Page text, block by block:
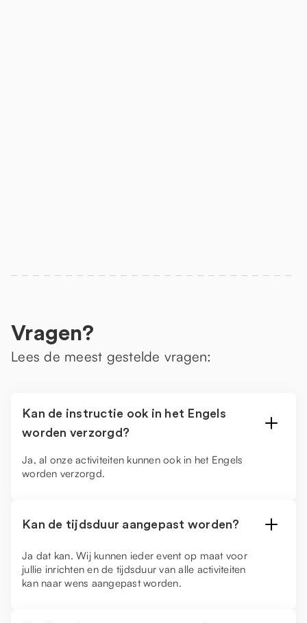
Vragen?
Lees de meest gestelde vragen:
Kan de instructie ook in het Engels
worden verzorgd?
Ja, al onze activiteiten kunnen ook in het Engels
worden verzorgd.
Kan de tijdsduur aangepast worden?
Ja dat kan. Wij kunnen ieder event op maat voor
jullie inrichten en de tijdsduur van alle activiteiten
kan naar wens aangepast worden.